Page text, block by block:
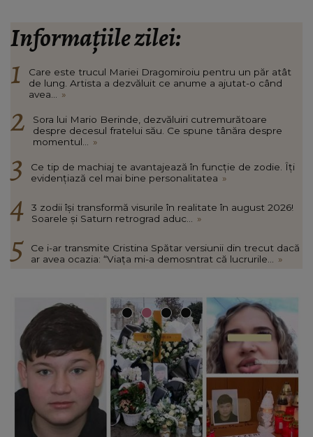
Informațiile zilei:
Care este trucul Mariei Dragomiroiu pentru un păr atât
de lung. Artista a dezvăluit ce anume a ajutat-o când
avea...
»
Sora lui Mario Berinde, dezvăluiri cutremurătoare
despre decesul fratelui său. Ce spune tânăra despre
momentul...
»
Ce tip de machiaj te avantajează în funcție de zodie. Îți
evidențiază cel mai bine personalitatea »
3 zodii își transformă visurile în realitate în august 2026!
Soarele și Saturn retrograd aduc...
»
Ce i-ar transmite Cristina Spătar versiunii din trecut dacă
ar avea ocazia: “Viața mi-a demosntrat că lucrurile...
»